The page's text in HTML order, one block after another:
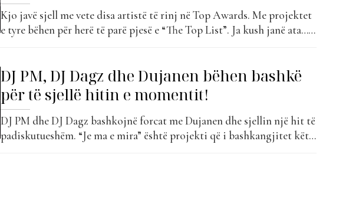
Kjo javë sjell me vete disa artistë të rinj në Top Awards. Me projektet
e tyre bëhen për herë të parë pjesë e “The Top List”. Ja kush janë ata… E
DJ PM, DJ Dagz dhe Dujanen bëhen bashkë
për të sjellë hitin e momentit!
DJ PM dhe DJ Dagz bashkojnë forcat me Dujanen dhe sjellin një hit të
padiskutueshëm. “Je ma e mira” është projekti që i bashkangjitet këtë